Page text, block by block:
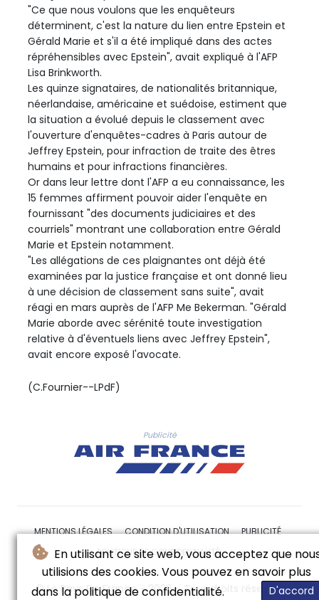
En utilisant ce site web, vous acceptez que
utilisions des cookies. Vous pouvez en savoir plus
dans la politique de confidentialité.
D'accord
"Ce que nous voulons que les enquêteurs
déterminent, c'est la nature du lien entre Epstein et
Gérald Marie et s'il a été impliqué dans des actes
répréhensibles avec Epstein", avait expliqué à l'AFP
Lisa Brinkworth.
Les quinze signataires, de nationalités britannique,
néerlandaise, américaine et suédoise, estiment que
la situation a évolué depuis le classement avec
l'ouverture d'enquêtes-cadres à Paris autour de
Jeffrey Epstein, pour infraction de traite des êtres
humains et pour infractions financières.
Or dans leur lettre dont l'AFP a eu connaissance, les
15 femmes affirment pouvoir aider l'enquête en
fournissant "des documents judiciaires et des
courriels" montrant une collaboration entre Gérald
Marie et Epstein notamment.
"Les allégations de ces plaignantes ont déjà été
examinées par la justice française et ont donné lieu
à une décision de classement sans suite", avait
réagi en mars auprès de l'AFP Me Bekerman. "Gérald
Marie aborde avec sérénité toute investigation
relative à d'éventuels liens avec Jeffrey Epstein",
avait encore exposé l'avocate.
(C.Fournier--LPdF)
Publicité
MENTIONS LÉGALES CONDITION D'UTILISATION
PUBLICITÉ
POLITIQUE DE CONFIDENTIALITÉ
© Le Pays De France - 2026 - Tous droits réservés